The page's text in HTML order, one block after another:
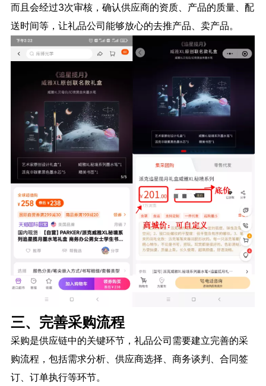
而且会经过3次审核，确认供应商的资质、产品的质量、配
送时间等，让礼品公司能够放心的去推产品、卖产品。
三、完善采购流程
采购是供应链中的关键环节，礼品公司需要建立完善的采
购流程，包括需求分析、供应商选择、商务谈判、合同签
订、订单执行等环节。